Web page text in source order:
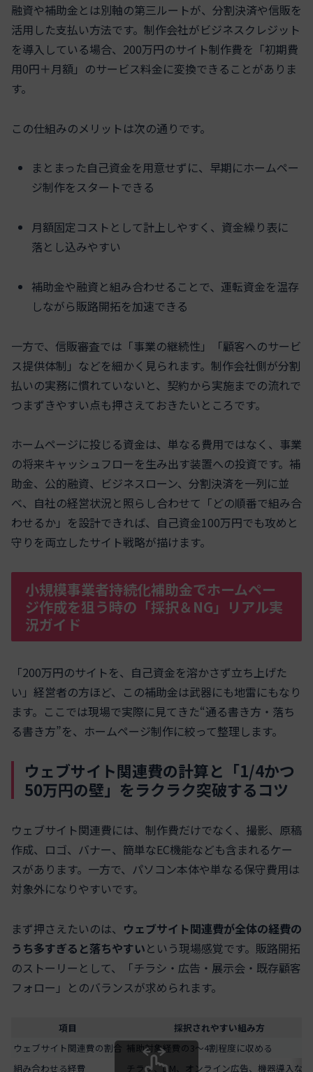
融資や補助金とは別軸の第三ルートが、分割決済や信販を
活用した支払い方法です。制作会社がビジネスクレジット
を導入している場合、200万円のサイト制作費を「初期費
用0円＋月額」のサービス料金に変換できることがありま
す。
この仕組みのメリットは次の通りです。
まとまった自己資金を用意せずに、早期にホームペー
ジ制作をスタートできる
月額固定コストとして計上しやすく、資金繰り表に
落とし込みやすい
補助金や融資と組み合わせることで、運転資金を温存
しながら販路開拓を加速できる
一方で、信販審査では「事業の継続性」「顧客へのサービ
ス提供体制」などを細かく見られます。制作会社側が分割
払いの実務に慣れていないと、契約から実施までの流れで
つまずきやすい点も押さえておきたいところです。
ホームページに投じる資金は、単なる費用ではなく、事業
の将来キャッシュフローを生み出す装置への投資です。補
助金、公的融資、ビジネスローン、分割決済を一列に並
べ、自社の経営状況と照らし合わせて「どの順番で組み合
わせるか」を設計できれば、自己資金100万円でも攻めと
守りを両立したサイト戦略が描けます。
小規模事業者持続化補助金でホームペー
ジ作成を狙う時の「採択＆NG」リアル実
況ガイド
「200万円のサイトを、自己資金を溶かさず立ち上げた
い」経営者の方ほど、この補助金は武器にも地雷にもなり
ます。ここでは現場で実際に見てきた“通る書き方・落ち
る書き方”を、ホームページ制作に絞って整理します。
ウェブサイト関連費の計算と「1/4かつ
50万円の壁」をラクラク突破するコツ
ウェブサイト関連費には、制作費だけでなく、撮影、原稿
作成、ロゴ、バナー、簡単なEC機能なども含まれるケー
スがあります。一方で、パソコン本体や単なる保守費用は
対象外になりやすいです。
まず押さえたいのは、 ウェブサイト関連費が全体の経費の
うち多すぎると落ちやすいという現場感覚です。販路開拓
のストーリーとして、「チラシ・広告・展示会・既存顧客
フォロー」とのバランスが求められます。
項目
採択されやすい組み方
ウェブサイト関連費の割合 補助対象経費の3〜4割程度に収める
組み合わせる経費
チラシ、DM、オンライン広告、機器導入など